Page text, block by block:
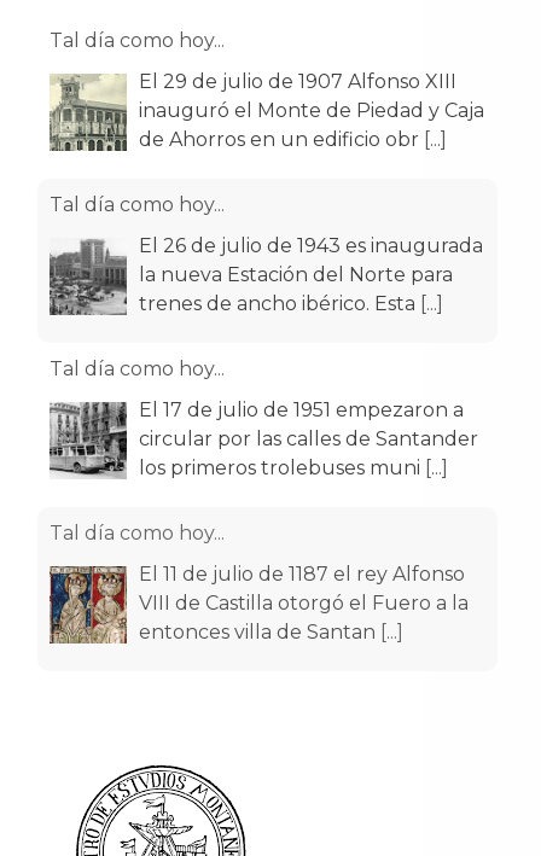
Tal día como hoy...
El 29 de julio de 1907 Alfonso XIII
inauguró el Monte de Piedad y Caja
de Ahorros en un edificio obr [...]
Tal día como hoy...
El 26 de julio de 1943 es inaugurada
la nueva Estación del Norte para
trenes de ancho ibérico. Esta [...]
Tal día como hoy...
El 17 de julio de 1951 empezaron a
circular por las calles de Santander
los primeros trolebuses muni [...]
Tal día como hoy...
El 11 de julio de 1187 el rey Alfonso
VIII de Castilla otorgó el Fuero a la
entonces villa de Santan [...]